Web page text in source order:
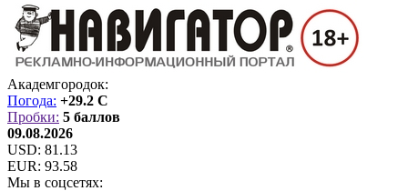
Академгородок:
Погода: +29.2 C
Пробки: 5 баллов
09.08.2026
USD: 81.13
EUR: 93.58
Мы в соцсетях: